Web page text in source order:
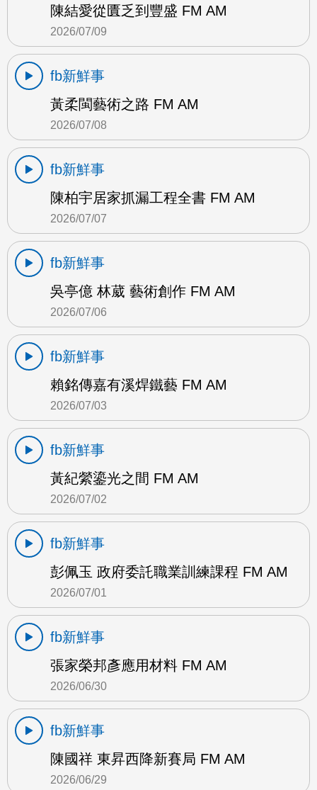
陳結愛從匱乏到豐盛 FM AM
2026/07/09
fb新鮮事
黃柔閩藝術之路 FM AM
2026/07/08
fb新鮮事
陳柏宇居家抓漏工程全書 FM AM
2026/07/07
fb新鮮事
吳亭億 林葳 藝術創作 FM AM
2026/07/06
fb新鮮事
賴銘傳嘉有溪焊鐵藝 FM AM
2026/07/03
fb新鮮事
黃紀縈鎏光之間 FM AM
2026/07/02
fb新鮮事
彭佩玉 政府委託職業訓練課程 FM AM
2026/07/01
fb新鮮事
張家榮邦彥應用材料 FM AM
2026/06/30
fb新鮮事
陳國祥 東昇西降新賽局 FM AM
2026/06/29